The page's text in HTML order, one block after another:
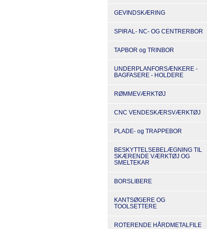
GEVINDSKÆRING
SPIRAL- NC- OG CENTRERBOR
TAPBOR og TRINBOR
UNDERPLANFORSÆNKERE -
BAGFASERE - HOLDERE
RØMMEVÆRKTØJ
CNC VENDESKÆRSVÆRKTØJ
PLADE- og TRAPPEBOR
BESKYTTELSEBELÆGNING TIL
SKÆRENDE VÆRKTØJ OG
SMELTEKAR
BORSLIBERE
KANTSØGERE OG
TOOLSETTERE
ROTERENDE HÅRDMETALFILE